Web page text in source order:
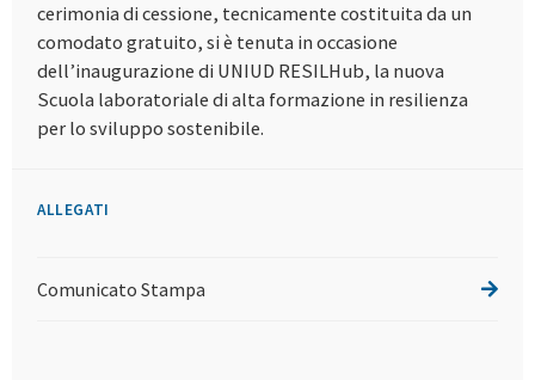
cerimonia di cessione, tecnicamente costituita da un
comodato gratuito, si è tenuta in occasione
dell’inaugurazione di UNIUD RESILHub, la nuova
Scuola laboratoriale di alta formazione in resilienza
per lo sviluppo sostenibile.
ALLEGATI
Comunicato Stampa